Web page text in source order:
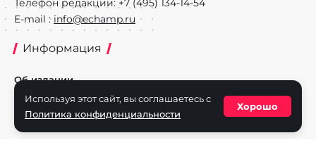
E-mail : info@echamp.ru
Информация
Об издании
Реклама на портале
Политика конфиденциальности
Используя этот сайт, вы соглашаетесь с
Политика конфиденциальности
Хорошо